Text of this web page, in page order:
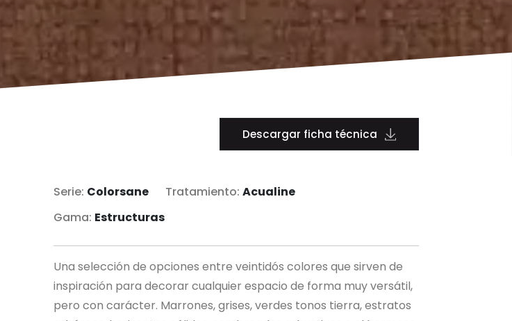
Descargar ficha técnica
Serie: Colorsane Tratamiento: Acualine
Gama: Estructuras
Una selección de opciones entre veintidós colores que sirven de
inspiración para decorar cualquier espacio de forma muy versátil,
pero con carácter. Marrones, grises, verdes tonos tierra, estratos